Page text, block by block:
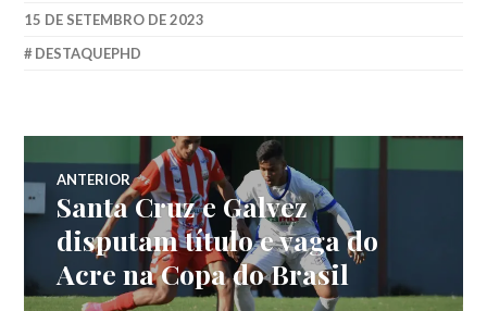
15 DE SETEMBRO DE 2023
DESTAQUEPHD
ANTERIOR
Santa Cruz e Galvez
disputam título e vaga do
Acre na Copa do Brasil